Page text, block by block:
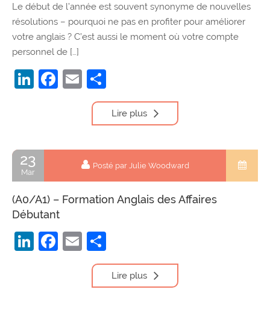
Le début de l’année est souvent synonyme de nouvelles
résolutions – pourquoi ne pas en profiter pour améliorer
votre anglais ? C’est aussi le moment où votre compte
personnel de […]
LinkedIn
Facebook
Email
Lire plus
23
Mar
Posté par Julie Woodward
(A0/A1) – Formation Anglais des Affaires
Débutant
LinkedIn
Facebook
Email
Lire plus